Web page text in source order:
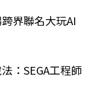
界聯名大玩AI
：SEGA工程師